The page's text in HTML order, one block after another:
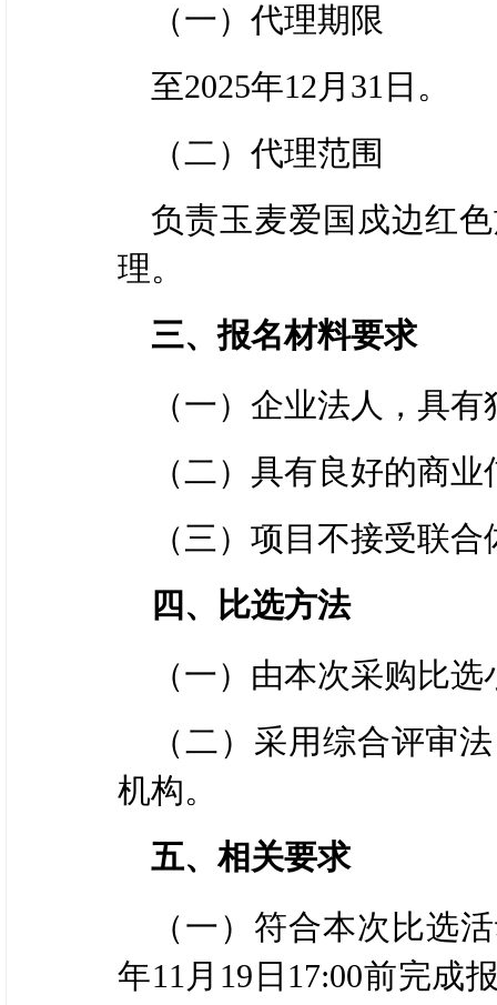
（一）代理期限
至2025年12月31日。
（二）代理范围
负责玉麦爱国戍边红
理。
三、报名材料要求
（一）企业法人，具
（二）具有良好的商
（三）项目不接受联
四、比选方法
（一）由本次采购比
（二）采用综合评审
机构。
五、相关要求
（一）符合本次比选
年11月19日17:00前完成